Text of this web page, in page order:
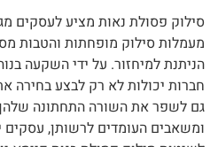
סילוק פסולת נאות מציע לעסקים
מעמלות סילוק מופחתות והטבות
הניתנת למיחזור. על ידי השקעה
חברות יכולות לא רק לבצע בחירה
גם לשפר את השורה התחתונה
ומשאבים העומדים לרשותן, עסקים